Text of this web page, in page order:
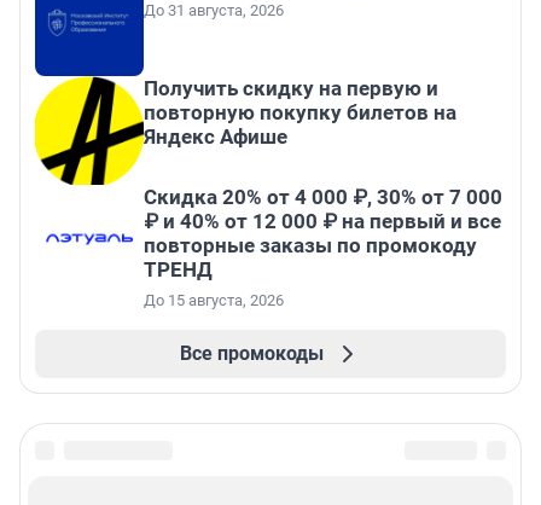
До 31 августа, 2026
Получить скидку на первую и
повторную покупку билетов на
Яндекс Афише
Скидка 20% от 4 000 ₽, 30% от 7 000
₽ и 40% от 12 000 ₽ на первый и все
повторные заказы по промокоду
ТРЕНД
До 15 августа, 2026
Все промокоды